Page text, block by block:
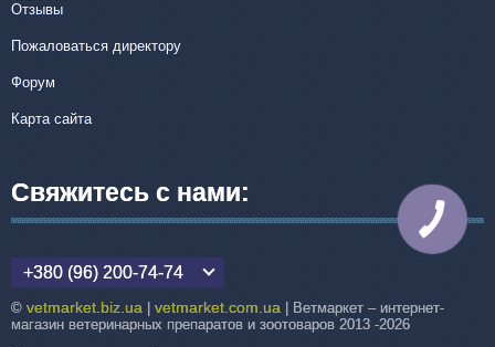
Отзывы
Пожаловаться директору
Форум
Карта сайта
Свяжитесь с нами:
+380 (96) 200-74-74
© vetmarket.biz.ua | vetmarket.com.ua | Ветмаркет – интернет-
магазин ветеринарных препаратов и зоотоваров 2013 -2026
КНОПКА
СВЯЗИ